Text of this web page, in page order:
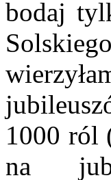
bodaj
1000 ról
na